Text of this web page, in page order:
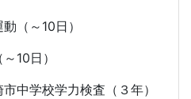
（～ 10日）
10日）
中学校学力検査（３年）